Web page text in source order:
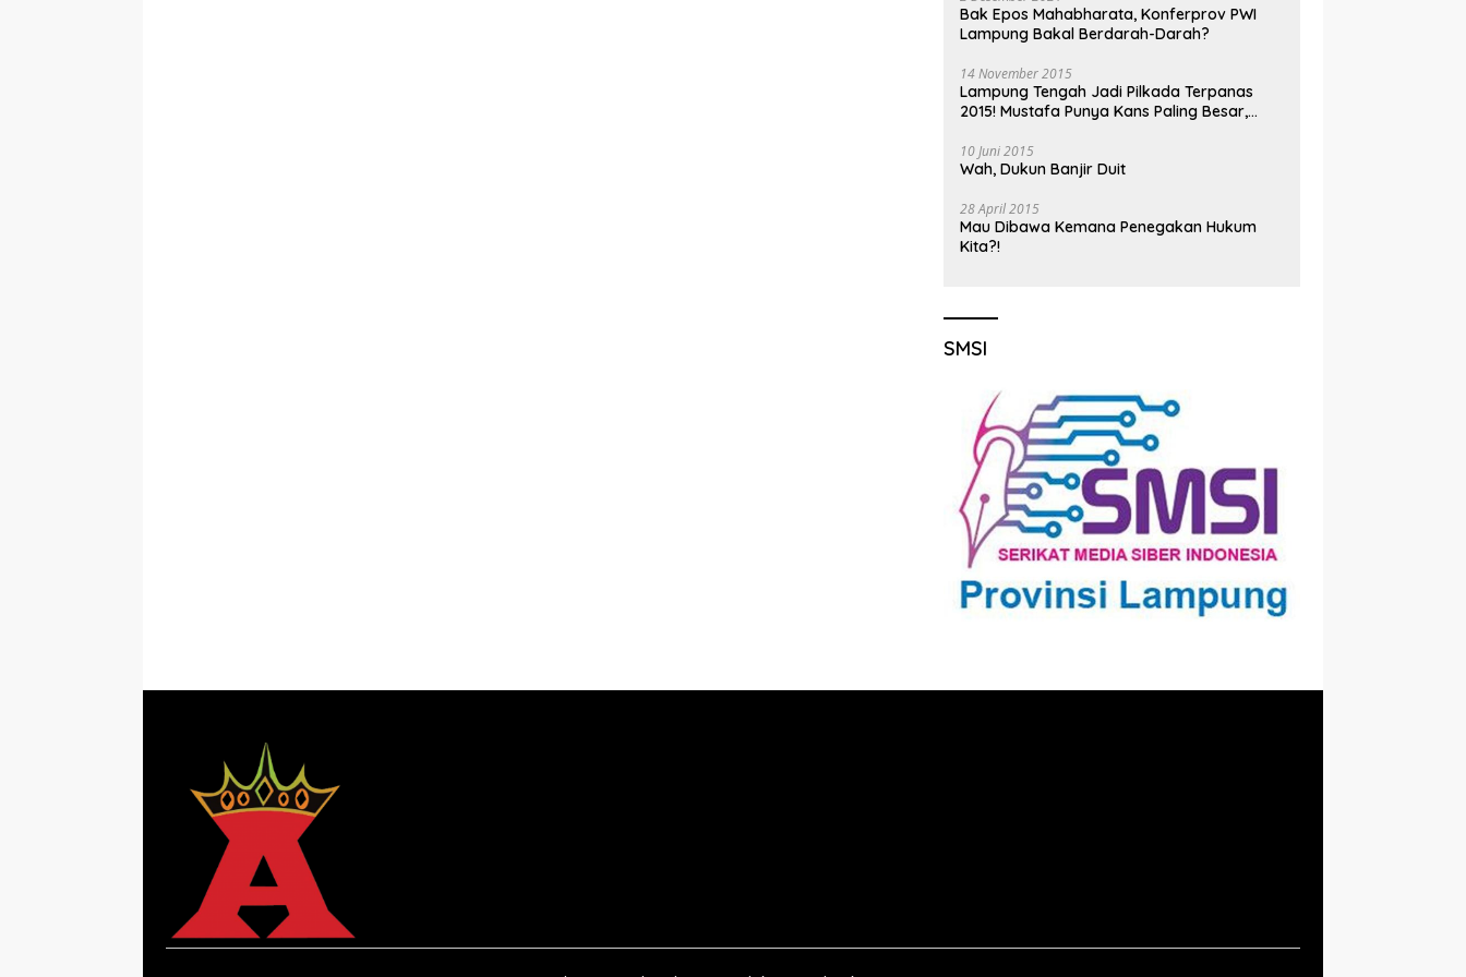
Bak Epos Mahabharata, Konferprov PWI
Lampung Bakal Berdarah-Darah?
14 November 2015
Lampung Tengah Jadi Pilkada Terpanas
2015! Mustafa Punya Kans Paling Besar,
10 Juni 2015
Wah, Dukun Banjir Duit
28 April 2015
Mau Dibawa Kemana Penegakan Hukum
Kita?!
SMSI